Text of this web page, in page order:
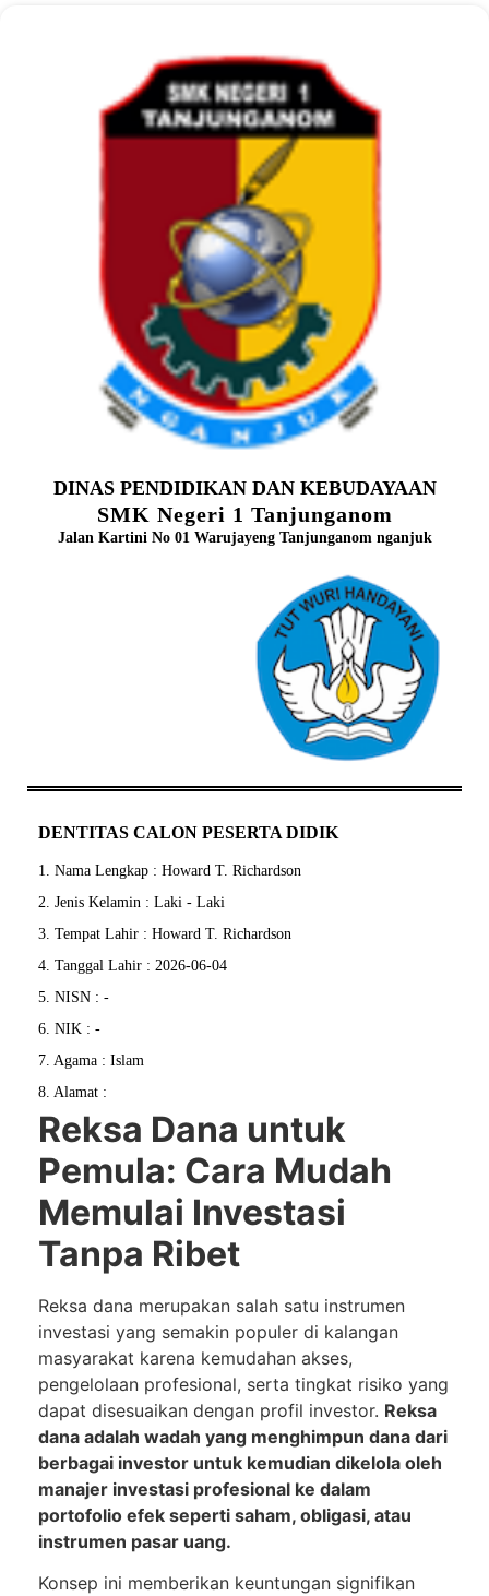
DINAS PENDIDIKAN DAN KEBUDAYAAN
SMK Negeri 1 Tanjunganom
Jalan Kartini No 01 Warujayeng Tanjunganom nganjuk
DENTITAS CALON PESERTA DIDIK
1. Nama Lengkap : Howard T. Richardson
2. Jenis Kelamin : Laki - Laki
3. Tempat Lahir : Howard T. Richardson
4. Tanggal Lahir : 2026-06-04
5. NISN : -
6. NIK : -
7. Agama : Islam
8. Alamat :
Reksa Dana untuk
Pemula: Cara Mudah
Memulai Investasi
Tanpa Ribet
Reksa dana merupakan salah satu instrumen
investasi yang semakin populer di kalangan
masyarakat karena kemudahan akses,
pengelolaan profesional, serta tingkat risiko yang
dapat disesuaikan dengan profil investor. Reksa
dana adalah wadah yang menghimpun dana dari
berbagai investor untuk kemudian dikelola oleh
manajer investasi profesional ke dalam
portofolio efek seperti saham, obligasi, atau
instrumen pasar uang.
Konsep ini memberikan keuntungan signifikan